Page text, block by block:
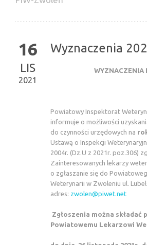
16
LIS
2021
Wyznaczenia
WYZNACZENIA
Powiatowy Inspektorat
informuje o możliwości
do czynności urzędowych na
Ustawą o Inspekcji
2004r. (Dz.U z 2021r. poz.306)
Zainteresowanych lekarzy
o zgłaszanie się do
Weterynarii w Zwoleniu ul.
adres: zwolen@piwet.net
Zgłoszenia można składać
Powiatowemu Lekarzowi